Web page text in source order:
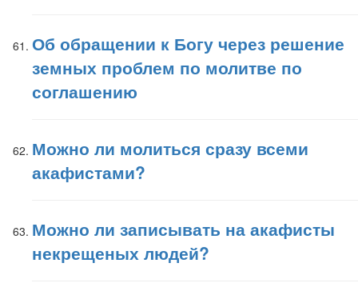
Об обращении к Богу через решение
земных проблем по молитве по
соглашению
Можно ли молиться сразу всеми
акафистами?
Можно ли записывать на акафисты
некрещеных людей?